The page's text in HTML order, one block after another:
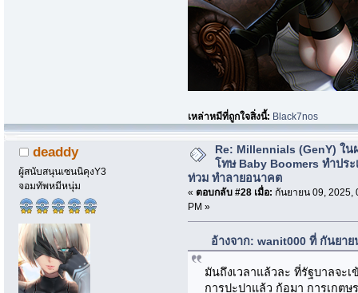
เหล่าหมีที่ถูกใจสิ่งนี้: Black7nos
deaddy
ผู้สนับสนุนเซนนิคุงY3
จอมทัพหมีหนุ่ม
Re: Millennials (GenY) ใน
โทษ Baby Boomers ทำประ
ท่วม ทำลายอนาคต
« ตอบกลับ #28 เมื่อ: กันยายน 09, 2025,
PM »
อ้างจาก: wanit000 ที่ กันยาย
มันถึงเวลาแล้วละ ที่รัฐบาลจะ
การปะปาแล้ว ก้อมา การเกต